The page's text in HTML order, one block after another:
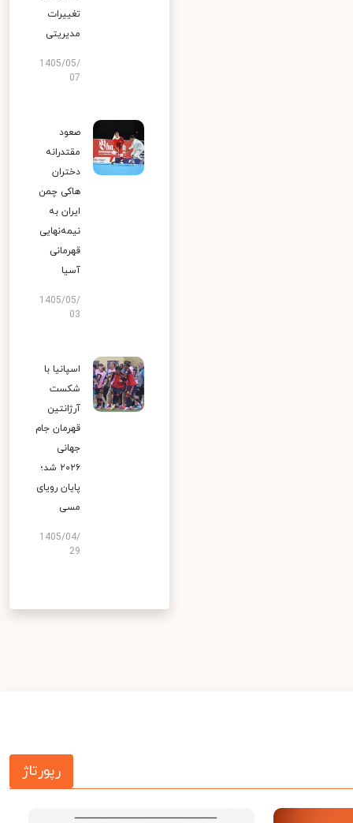
تغییرات
مدیریتی
1405/05/
07
صعود
مقتدرانه
دختران
هاکی چمن
ایران به
نیمه‌نهایی
قهرمانی
آسیا
1405/05/
03
اسپانیا با
شکست
آرژانتین
قهرمان جام
جهانی
۲۰۲۶ شد؛
پایان رویای
مسی
1405/04/
29
رپورتاژ